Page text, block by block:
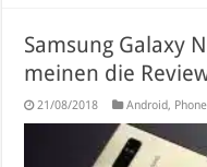
Samsung Galaxy
meinen die
21/08/2018 Android,